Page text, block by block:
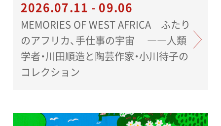
2026.07.11 - 09.06
MEMORIES OF WEST AFRICA ふたり
のアフリカ、手仕事の宇宙 ――人類
学者・川田順造と陶芸作家・小川待子の
コレクション